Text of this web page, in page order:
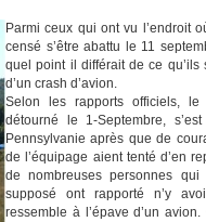
Parmi ceux qui ont vu l’endroit
censé s’être abattu le 11
quel point il différait de ce qu’ils
d’un crash d’avion.
Selon les rapports officiels,
détourné le 1-Septembre,
Pennsylvanie après que de
de l’équipage aient tenté d’en
de nombreuses personnes
supposé ont rapporté n’y
ressemble à l’épave d’un